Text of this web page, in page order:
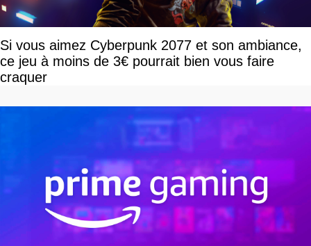
Si vous aimez Cyberpunk 2077 et son ambiance,
ce jeu à moins de 3€ pourrait bien vous faire
craquer